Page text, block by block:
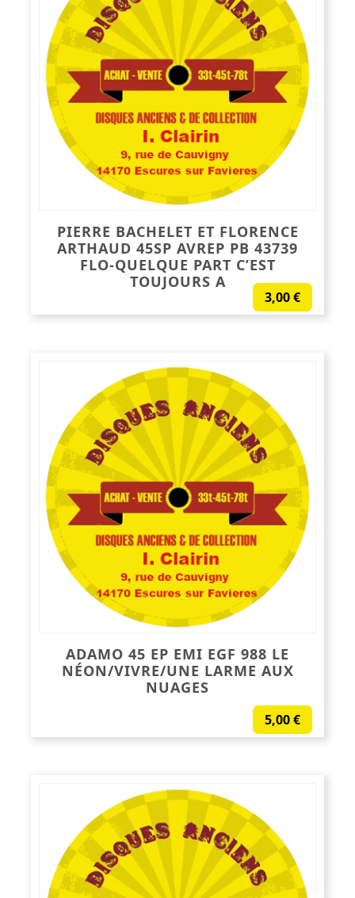
PIERRE BACHELET ET FLORENCE
ARTHAUD 45SP AVREP PB 43739
FLO-QUELQUE PART C’EST
TOUJOURS A
3,00€
ADAMO 45 EP EMI EGF 988 LE
NÉON/VIVRE/UNE LARME AUX
NUAGES
5,00€